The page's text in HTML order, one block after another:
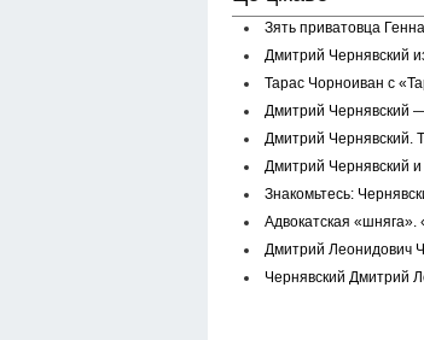
Зять приватовца
Дмитрий Чернявский
Тарас Чорноиван с
Дмитрий Чернявский
Дмитрий Чернявский.
Дмитрий Чернявский
Знакомьтесь:
Адвокатская
Дмитрий Леонидович
Чернявский Дмитрий